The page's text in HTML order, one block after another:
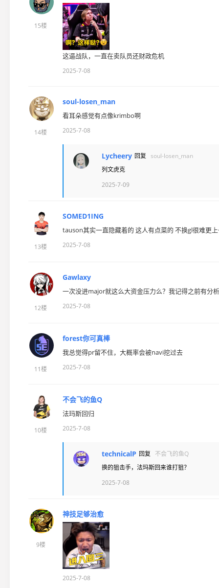
15楼
这逼战队，一直在卖队员还财政危机
2025-7-08
14楼
soul-losen_man
看耳朵感觉有点像krimbo啊
2025-7-08
Lycheery 回复
soul-losen_man
列文虎克
2025-7-09
13楼
SOMED1ING
tauson其实一直隐藏着的 这人有点菜的 不换gl很难更
2025-7-08
12楼
Gawlaxy
一次没进major就这么大资金压力么？我记得之前有分
2025-7-08
11楼
forest你可真棒
我总觉得pr留不住，大概率会被navi挖过去
2025-7-08
10楼
不会飞的鱼Q
法玛斯回归
2025-7-08
technicalP 回复
不会飞的鱼Q
换的狙击手，法玛斯回来谁打狙？
2025-7-08
9楼
神技足够治愈
2025-7-08